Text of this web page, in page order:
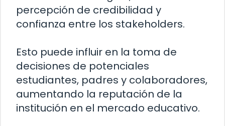
percepción de credibilidad y
confianza entre los stakeholders.
Esto puede influir en la toma de
decisiones de potenciales
estudiantes, padres y colaboradores,
aumentando la reputación de la
institución en el mercado educativo.